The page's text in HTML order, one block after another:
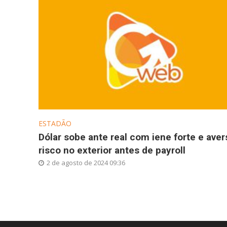
ESTADÃO
Dólar sobe ante real com iene forte e
risco no exterior antes de payroll
2 de agosto de 2024 09:36